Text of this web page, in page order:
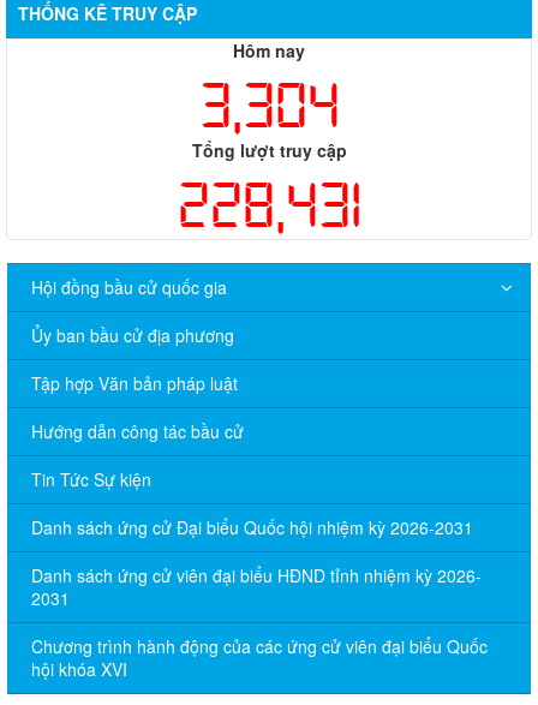
THỐNG KÊ TRUY CẬP
Hôm nay
3,304
Tổng lượt truy cập
228,431
Hội đồng bầu cử quốc gia
Ủy ban bầu cử địa phương
Tập hợp Văn bản pháp luật
Hướng dẫn công tác bầu cử
Tin Tức Sự kiện
Danh sách ứng cử Đại biểu Quốc hội nhiệm kỳ 2026-2031
Danh sách ứng cử viên đại biểu HĐND tỉnh nhiệm kỳ 2026-
2031
Chương trình hành động của các ứng cử viên đại biểu Quốc
hội khóa XVI